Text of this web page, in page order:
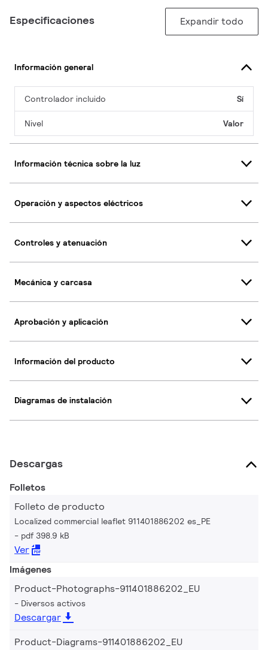
Especificaciones Expandir todo
Información general
Controlador incluido Sí
Nivel Valor
Información técnica sobre la luz
Operación y aspectos eléctricos
Controles y atenuación
Mecánica y carcasa
Aprobación y aplicación
Información del producto
Diagramas de instalación
Descargas
Folletos
Folleto de producto
Localized commercial leaflet 911401886202 es_PE
pdf 398.9 kB
Ver
Imágenes
Product-Photographs-911401886202_EU
Diversos activos
Descargar
Product-Diagrams-911401886202_EU